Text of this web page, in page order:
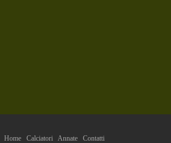
Home Calciatori Annate Contatti